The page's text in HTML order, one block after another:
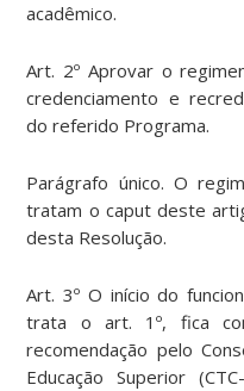
acadêmico.
Art. 2º Aprovar o
credenciamento e
do referido Programa.
Parágrafo único. O
tratam o caput deste
desta Resolução.
Art. 3º O início do
trata o art. 1º, fica
recomendação pelo
Educação Superior